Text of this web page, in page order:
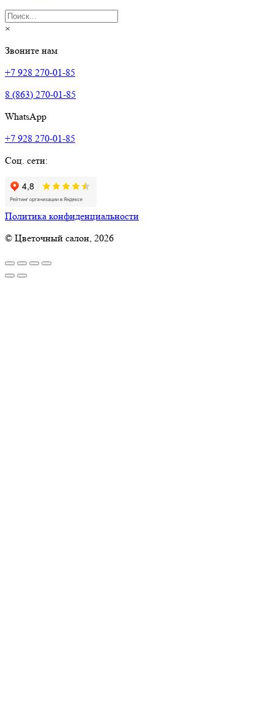
×
Звоните нам
+7 928 270-01-85
8 (863) 270-01-85
WhatsApp
+7 928 270-01-85
Соц. сети:
Политика конфиденциальности
© Цветочный салон, 2026